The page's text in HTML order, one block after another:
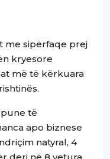
me sipërfaqe prej
kryesore
më të kërkuara
të
apo biznese
natyral, 4